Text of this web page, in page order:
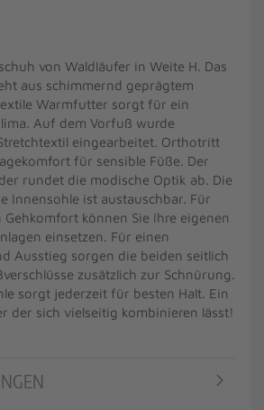
von Waldläufer in Weite H. Das
aus schimmernd geprägtem
Warmfutter sorgt für ein
Auf dem Vorfuß wurde
eingearbeitet. Orthotritt
für sensible Füße. Der
rundet die modische Optik ab. Die
Innensohle ist austauschbar. Für
können Sie Ihre eigenen
einsetzen. Für einen
Ausstieg sorgen die beiden seitlich
zusätzlich zur Schnürung.
sorgt jederzeit für besten Halt. Ein
der sich vielseitig kombinieren lässt!